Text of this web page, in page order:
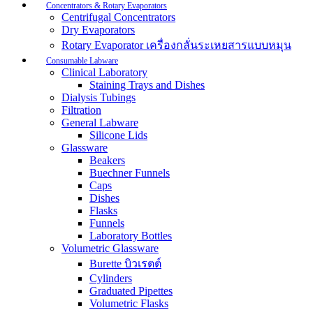
Concentrators & Rotary Evaporators
Centrifugal Concentrators
Dry Evaporators
Rotary Evaporator เครื่องกลั่นระเหยสารแบบหมุน
Consumable Labware
Clinical Laboratory
Staining Trays and Dishes
Dialysis Tubings
Filtration
General Labware
Silicone Lids
Glassware
Beakers
Buechner Funnels
Caps
Dishes
Flasks
Funnels
Laboratory Bottles
Volumetric Glassware
Burette บิวเรตต์
Cylinders
Graduated Pipettes
Volumetric Flasks